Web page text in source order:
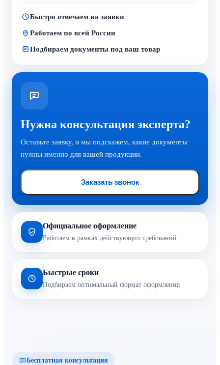
Быстро отвечаем на заявки
Работаем по всей России
Подбираем документы под ваш товар
Нужна консультация эксперта?
Оставьте заявку, и мы подскажем, какие документы
нужны именно для вашей продукции.
Заказать звонок
Официальное оформление
Работаем в рамках действующих требований
Быстрые сроки
Подбираем оптимальный формат оформления
Бесплатная консультация